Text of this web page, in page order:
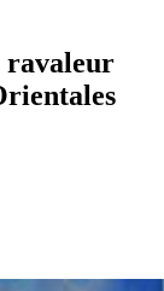
ravaleur